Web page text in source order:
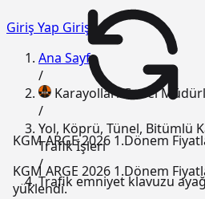
KGM ARGE 2026 1.Dönem
KGM ARGE 2026 1.Dönem
yüklendi.
Giriş Yap Giriş
Ana Sayfa
/
Karayolları Genel
/
Yol, Köprü, Tünel, Bitümlü
Trafik İşleri
/
Trafik emniyet klavuzu